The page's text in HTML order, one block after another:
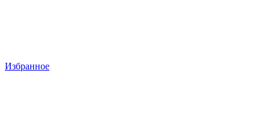
Избранное